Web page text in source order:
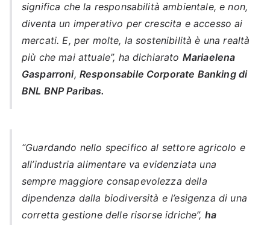
significa che la responsabilità ambientale, e non,
diventa un imperativo per crescita e accesso ai
mercati. E, per molte, la sostenibilità è una realtà
più che mai attuale”, ha dichiarato Mariaelena
Gasparroni, Responsabile Corporate Banking di
BNL BNP Paribas.
“Guardando nello specifico al settore agricolo e
all’industria alimentare va evidenziata una
sempre maggiore consapevolezza della
dipendenza dalla biodiversità e l’esigenza di una
corretta gestione delle risorse idriche”, ha